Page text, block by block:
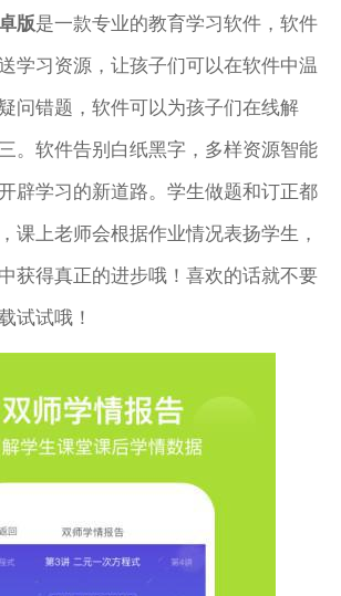
版是一款专业的教育学习软件，软件
学习资源，让孩子们可以在软件中温
问错题，软件可以为孩子们在线解
。软件告别白纸黑字，多样资源智能
辟学习的新道路。学生做题和订正都
课上老师会根据作业情况表扬学生，
获得真正的进步哦！喜欢的话就不要
试试哦！